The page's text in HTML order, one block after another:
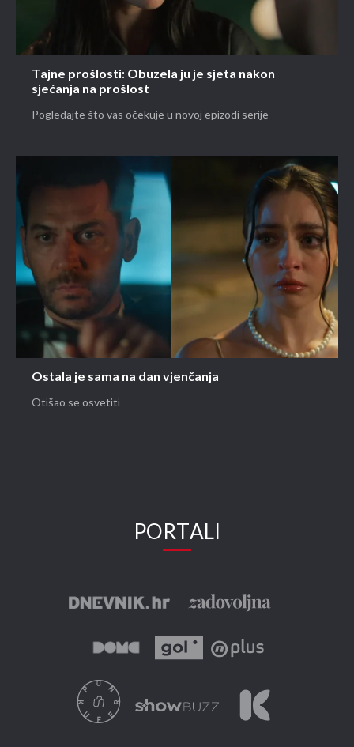
Tajne prošlosti: Obuzela ju je sjeta nakon
sjećanja na prošlost
Pogledajte što vas očekuje u novoj epizodi serije
Ostala je sama na dan vjenčanja
Otišao se osvetiti
PORTALI